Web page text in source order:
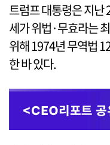
트럼프 대통령은 지난
세가 위법·무효라는
위해 1974년 무역법
한 바 있다.